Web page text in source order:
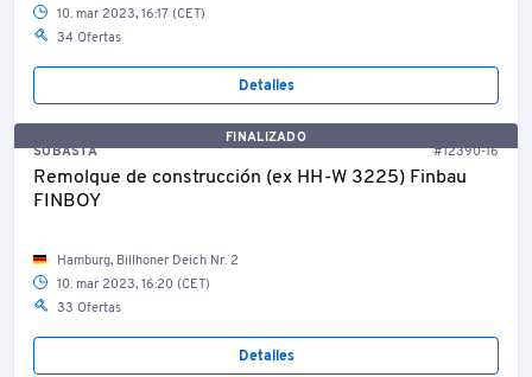
10. mar 2023, 16:17 (CET)
34 Ofertas
Detalles
FINALIZADO
SUBASTA
#12390-16
Remolque de construcción (ex HH-W 3225) Finbau
FINBOY
Hamburg, Billhoner Deich Nr. 2
10. mar 2023, 16:20 (CET)
33 Ofertas
Detalles